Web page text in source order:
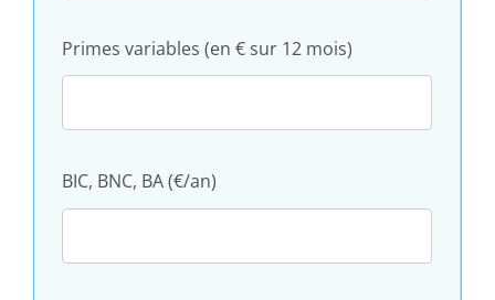
Primes variables (en € sur 12 mois)
BIC, BNC, BA (€/an)